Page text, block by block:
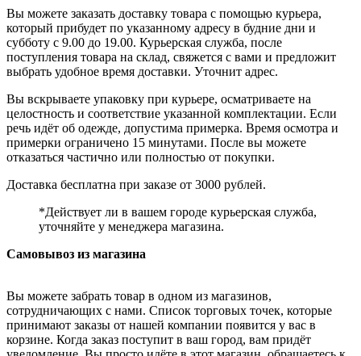
Вы можете заказать доставку товара с помощью курьера,
который прибудет по указанному адресу в будние дни и
субботу с 9.00 до 19.00. Курьерская служба, после
поступления товара на склад, свяжется с вами и предложит
выбрать удобное время доставки. Уточнит адрес.
Вы вскрываете упаковку при курьере, осматриваете на
целостность и соответствие указанной комплектации. Если
речь идёт об одежде, допустима примерка. Время осмотра и
примерки ограничено 15 минутами. После вы можете
отказаться частично или полностью от покупки.
Доставка бесплатна при заказе от 3000 рублей.
*Действует ли в вашем городе курьерская служба,
уточняйте у менеджера магазина.
Самовывоз из магазина
Вы можете забрать товар в одном из магазинов,
сотрудничающих с нами. Список торговых точек, которые
принимают заказы от нашей компании появится у вас в
корзине. Когда заказ поступит в ваш город, вам придёт